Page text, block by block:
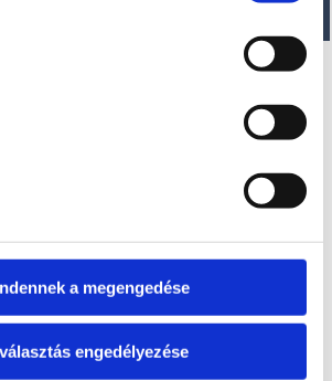
a megengedése
engedélyezése
ajánlatunkat!